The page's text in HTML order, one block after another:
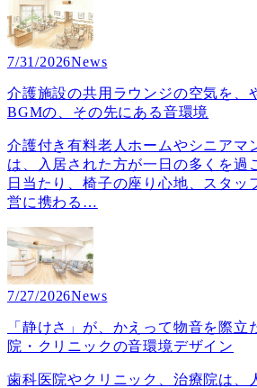
7/31/2026News
介護施設の共用ラウンジの空気を、
BGMの、その先にある音環境
介護付き有料老人ホームやシニアマ
は、入居された方が一日の多くを過
日当たり、椅子の座り心地、スタッ
営に携わる …
7/27/2026News
「静けさ」が、かえって物音を際
院・クリニックの音環境デザイン
歯科医院やクリニック、治療院は、